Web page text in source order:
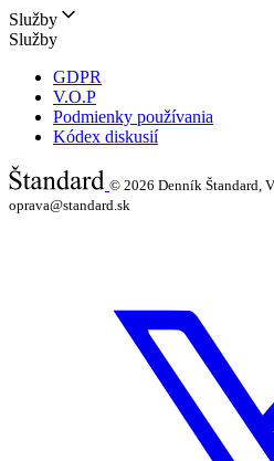
Služby
Služby
GDPR
V.O.P
Podmienky používania
Kódex diskusií
© 2026 Denník Štandard,
oprava@standard.sk